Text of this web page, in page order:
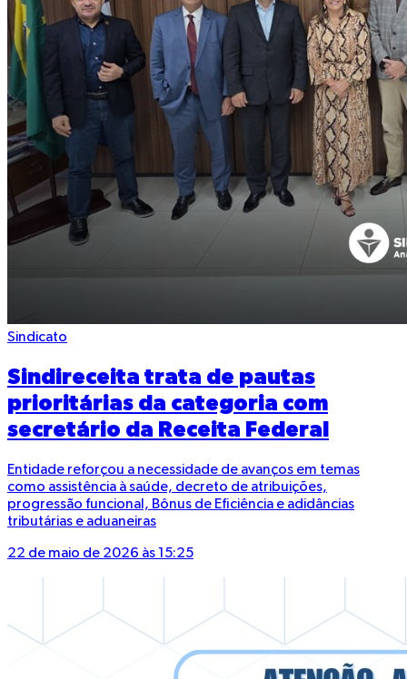
Sindicato
Sindireceita trata de pautas
prioritárias da categoria com
secretário da Receita Federal
Entidade reforçou a necessidade de avanços em temas
como assistência à saúde, decreto de atribuições,
progressão funcional, Bônus de Eficiência e adidâncias
tributárias e aduaneiras
22 de maio de 2026 às 15:25